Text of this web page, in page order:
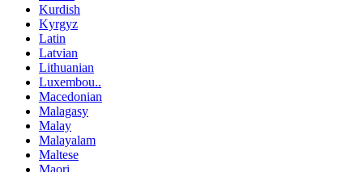
Kurdish
Kyrgyz
Latin
Latvian
Lithuanian
Luxembou..
Macedonian
Malagasy
Malay
Malayalam
Maltese